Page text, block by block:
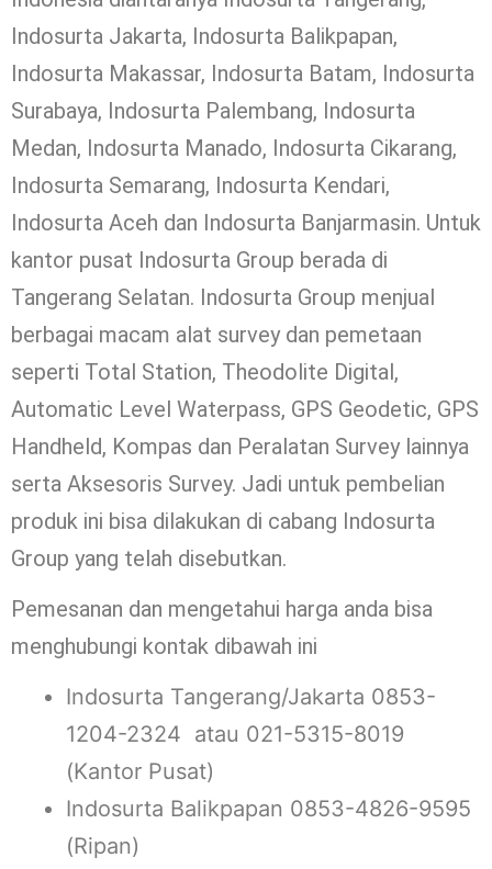
Indosurta Jakarta, Indosurta Balikpapan,
Indosurta Makassar, Indosurta Batam, Indosurta
Surabaya, Indosurta Palembang, Indosurta
Medan, Indosurta Manado, Indosurta Cikarang,
Indosurta Semarang, Indosurta Kendari,
Indosurta Aceh dan Indosurta Banjarmasin. Untuk
kantor pusat Indosurta Group berada di
Tangerang Selatan. Indosurta Group menjual
berbagai macam alat survey dan pemetaan
seperti Total Station, Theodolite Digital,
Automatic Level Waterpass, GPS Geodetic, GPS
Handheld, Kompas dan Peralatan Survey lainnya
serta Aksesoris Survey. Jadi untuk pembelian
produk ini bisa dilakukan di cabang Indosurta
Group yang telah disebutkan.
Pemesanan dan mengetahui harga anda bisa
menghubungi kontak dibawah ini
Indosurta Tangerang/Jakarta 0853-
1204-2324 atau 021-5315-8019
(Kantor Pusat)
Indosurta Balikpapan 0853-4826-9595
(Ripan)